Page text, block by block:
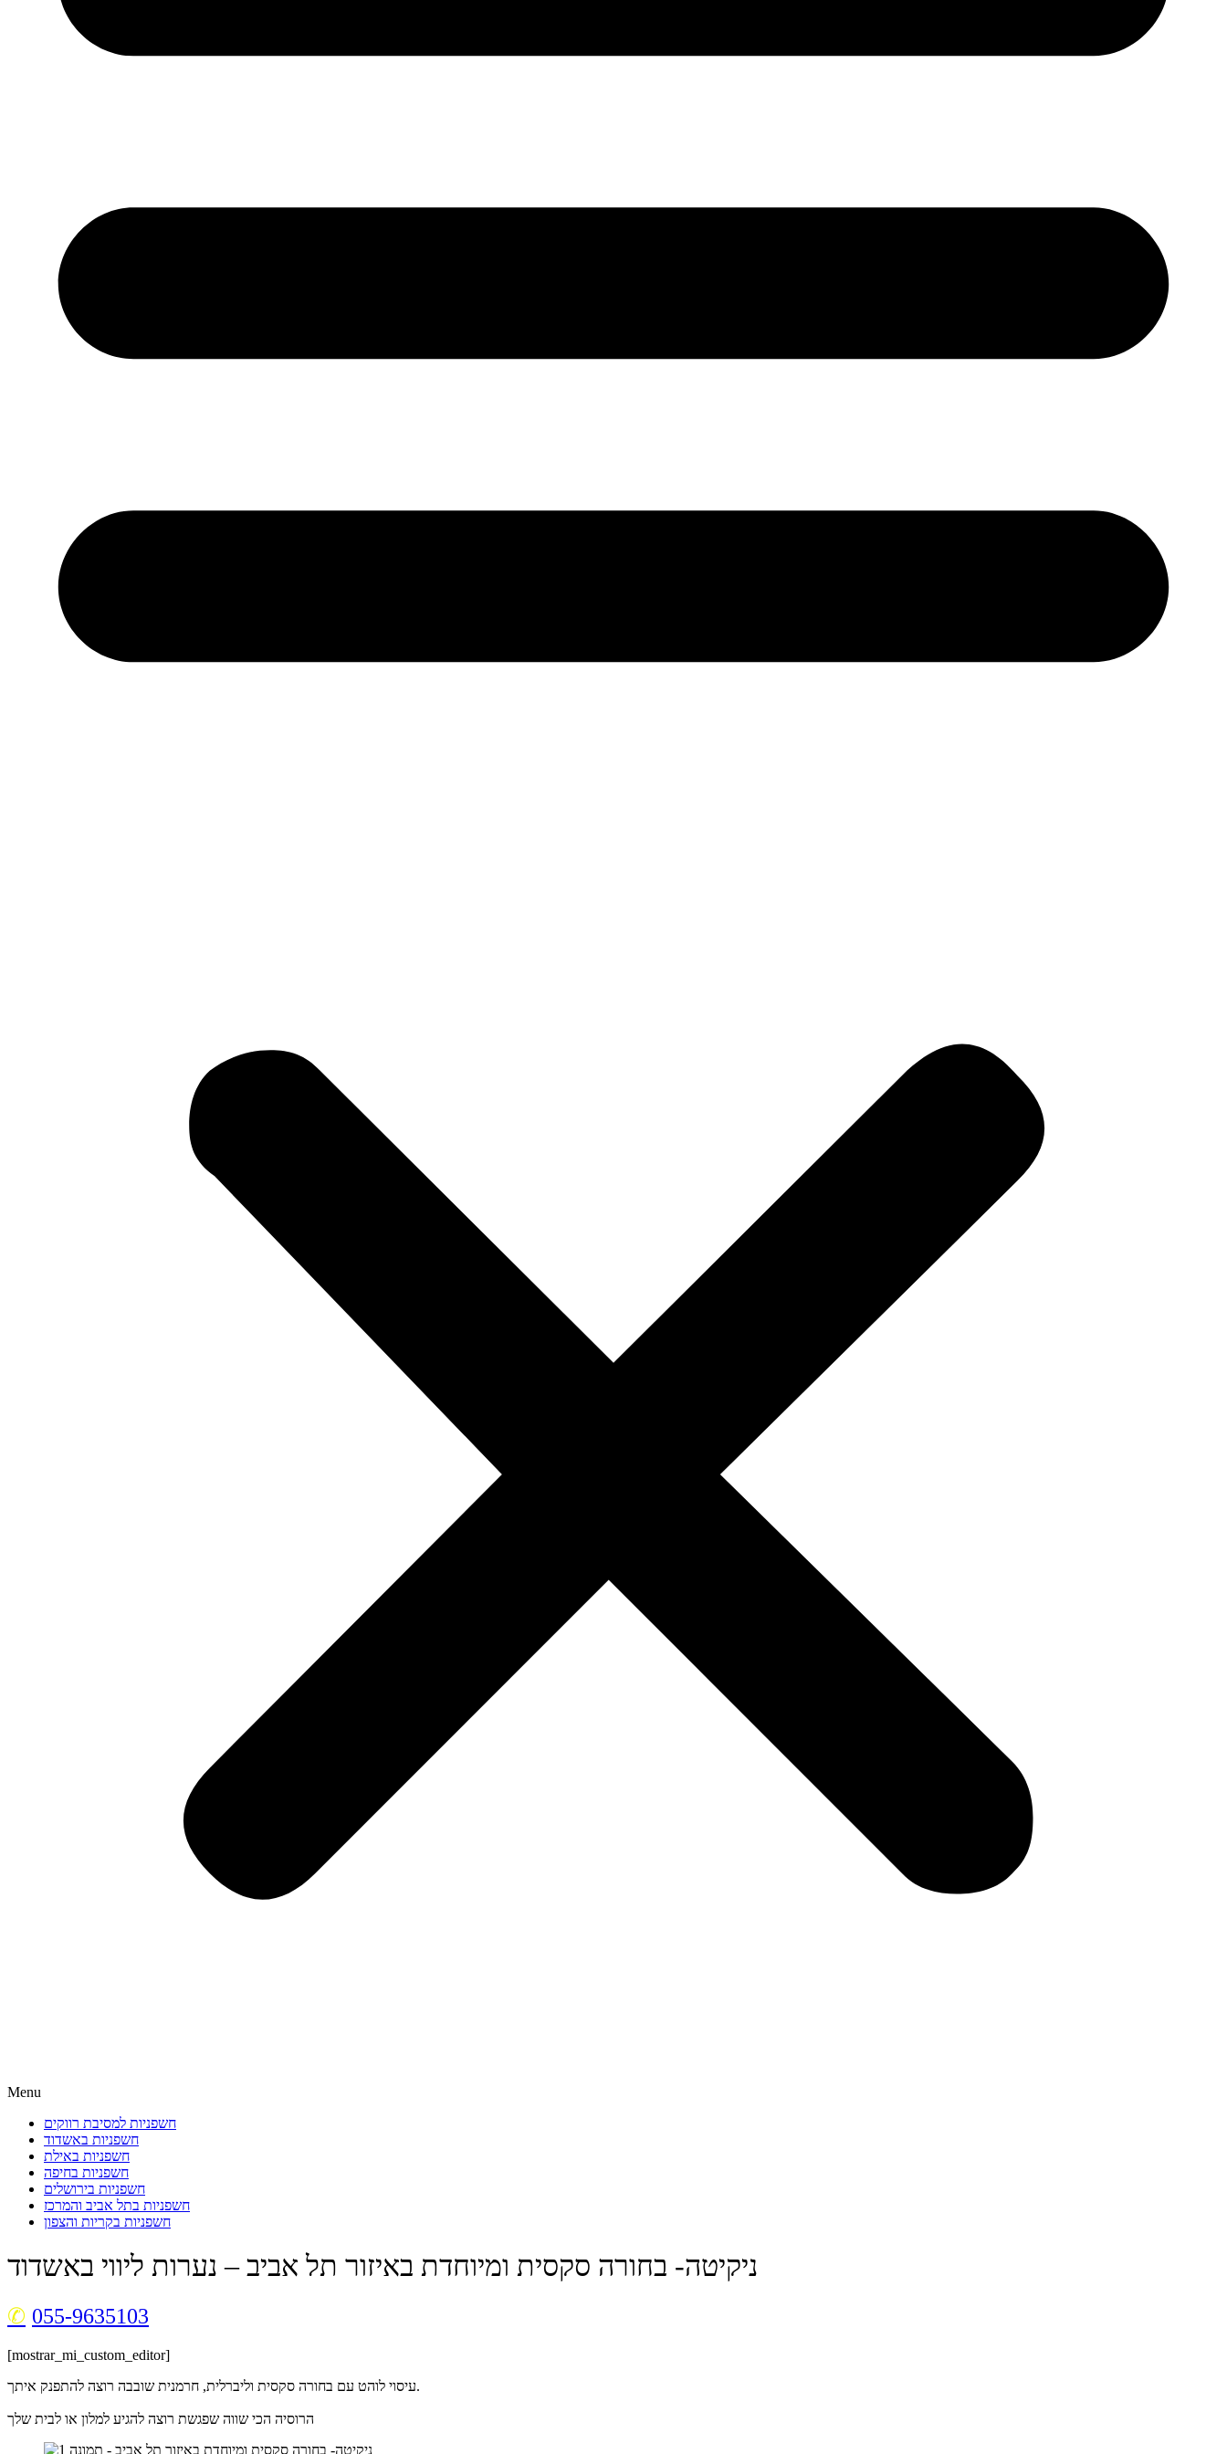
Menu
חשפניות למסיבת רווקים
חשפניות באשדוד
חשפניות באילת
חשפניות בחיפה
חשפניות בירושלים
חשפניות בתל אביב והמרכז
חשפניות בקריות והצפון
ניקיטה- בחורה סקסית ומיוחדת באיזור תל אביב – נערות ליווי באשדוד
055-9635103
[mostrar_mi_custom_editor]
עיסוי לוהט עם בחורה סקסית וליברלית, חרמנית שובבה רוצה להתפנק איתך.
הרוסיה הכי שווה שפגשת רוצה להגיע למלון או לבית שלך